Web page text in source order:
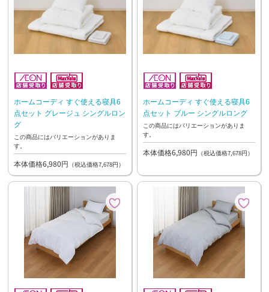
ホームコーディ すぐ使える寝具6
点セット グレージュ シングルロン
グ
この商品にはバリエーションがありま
す。
本体価格6,980円 （税込価格7,678円）
ホームコーディ すぐ使える寝具6
点セット ブルー シングルロング
この商品にはバリエーションがありま
す。
本体価格6,980円 （税込価格7,678円）